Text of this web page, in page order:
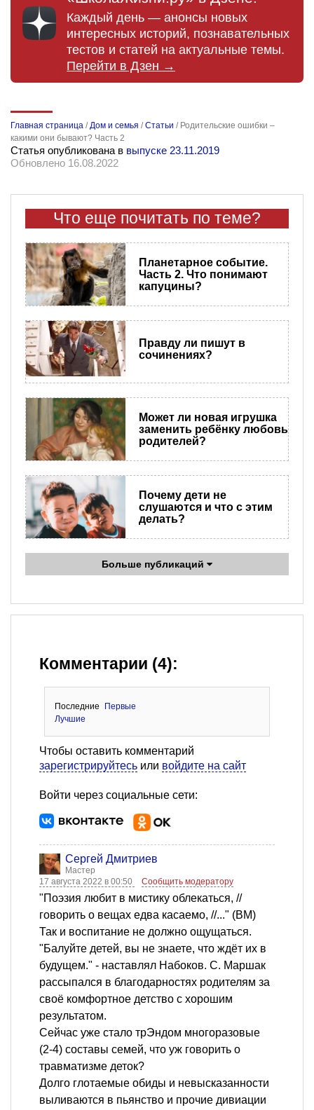
Каждый день — анонсы новых
интересных историй, познавательных
тестов и статей на актуальные темы.
Перейти в Дзен →
Главная страница /Дом и семья /Статьи / Родительские ошибки –
какими они бывают? Часть 2
Статья опубликована в выпуске 23.11.2019
Обновлено 16.08.2022
Что еще почитать по теме?
Планетарное событие.
Часть 2. Что понимают
капуцины?
Правду ли пишут в
сочинениях?
Может ли новая игрушка
заменить ребёнку любовь
родителей?
Почему дети не
слушаются и что с этим
делать?
Больше публикаций
Комментарии (4):
Последние
Первые
Лучшие
Чтобы оставить комментарий
зарегистрируйтесь или войдите на сайт
Войти через социальные сети:
Сергей Дмитриев
Мастер
17 августа 2022 в 00:50
Сообщить модератору
"Поэзия любит в мистику облекаться, //
говорить о вещах едва касаемо, //..." (ВМ)
Так и воспитание не должно ощущаться.
"Балуйте детей, вы не знаете, что ждёт их в
будущем." - наставлял Набоков. С. Маршак
рассыпался в благодарностях родителям за
своё комфортное детство с хорошим
результатом.
Сейчас уже стало трЭндом многоразовые
(2-4) составы семей, что уж говорить о
травматизме деток?
Долго глотаемые обиды и невысказанности
выливаются в пьянство и прочие дивиации